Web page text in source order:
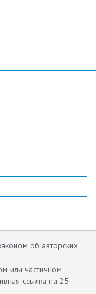
об авторских
или частичном
ссылка на 25